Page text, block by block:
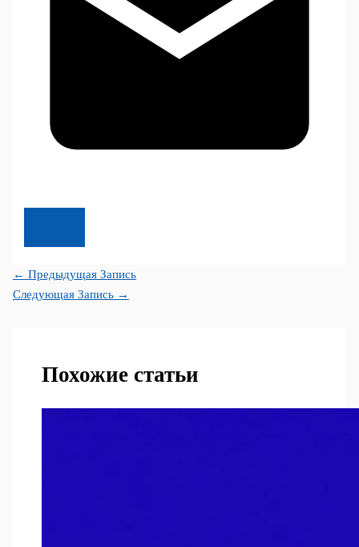
← Предыдущая Запись
Следующая Запись →
Похожие статьи